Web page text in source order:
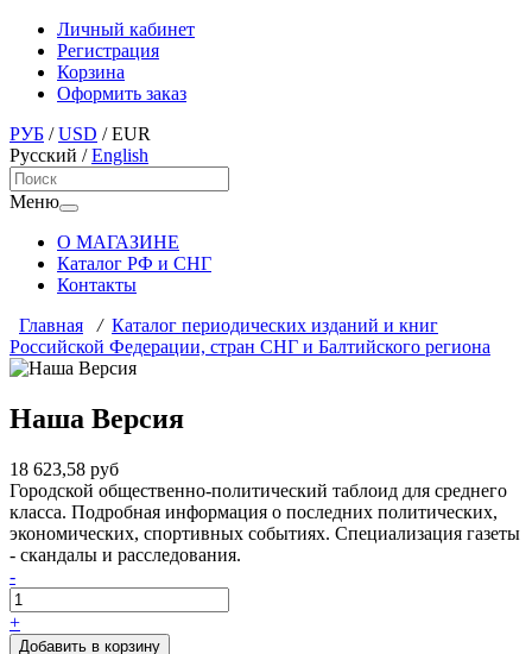
Личный кабинет
Регистрация
Корзина
Оформить заказ
РУБ /USD /EUR
Русский /English
Меню
О МАГАЗИНЕ
Каталог РФ и СНГ
Контакты
Главная
/ Каталог периодических изданий и книг
Российской Федерации, стран СНГ и Балтийского региона
Наша Версия
18 623,58 руб
Городской общественно-политический таблоид для среднего
класса. Подробная информация о последних политических,
экономических, спортивных событиях. Специализация газеты
- скандалы и расследования.
-
+